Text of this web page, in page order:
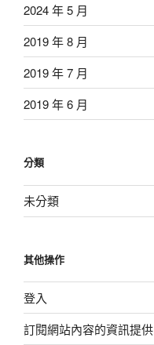
2024 年 5 月
2019 年 8 月
2019 年 7 月
2019 年 6 月
分類
未分類
其他操作
登入
訂閱網站內容的資訊提供